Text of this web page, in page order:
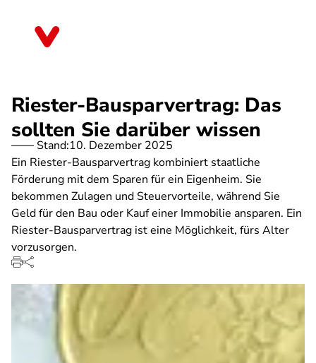
Riester-Bausparvertrag: Das
sollten Sie darüber wissen
Stand:10. Dezember 2025
Ein Riester-Bausparvertrag kombiniert staatliche
Förderung mit dem Sparen für ein Eigenheim. Sie
bekommen Zulagen und Steuervorteile, während Sie
Geld für den Bau oder Kauf einer Immobilie ansparen. Ein
Riester-Bausparvertrag ist eine Möglichkeit, fürs Alter
vorzusorgen.